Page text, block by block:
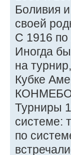
Боливия
своей
С 1916 по
Иногда
на
Кубке
Турниры
системе:
по